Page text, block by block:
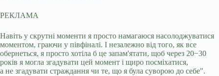
РЕКЛАМА
Навіть у скрутні моменти я просто намагаюся насолоджуватися
моментом, граючи у півфіналі. І незалежно від того, як все
обернеться, я просто хотіла б це запам'ятати, щоб через 20−30
років я могла згадувати цей момент і щиро посміхатися,
а не згадувати страждання чи те, що я була суворою до себе".